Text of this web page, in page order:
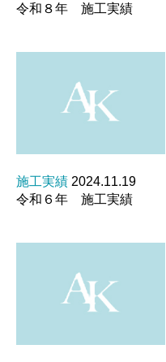
令和８年 施工実績
施工実績 2024.11.19
令和６年 施工実績